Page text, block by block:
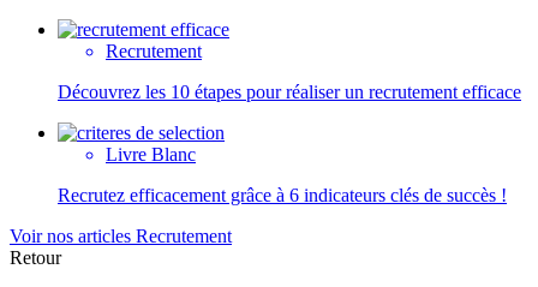
Recrutement
Découvrez les 10 étapes pour réaliser un recrutement efficace
Livre Blanc
Recrutez efficacement grâce à 6 indicateurs clés de succès !
Voir nos articles Recrutement
Retour